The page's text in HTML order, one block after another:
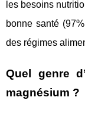
les besoins
bonne santé
des régimes
Quel genre
magnésium ?